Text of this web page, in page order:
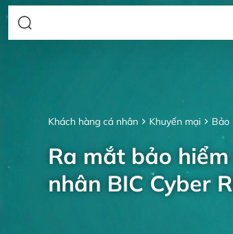
Khách hàng cá nhân Khuyến mại Bảo
Ra mắt bảo
nhân BIC Cyber